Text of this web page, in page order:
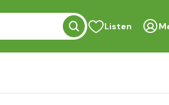
Listen